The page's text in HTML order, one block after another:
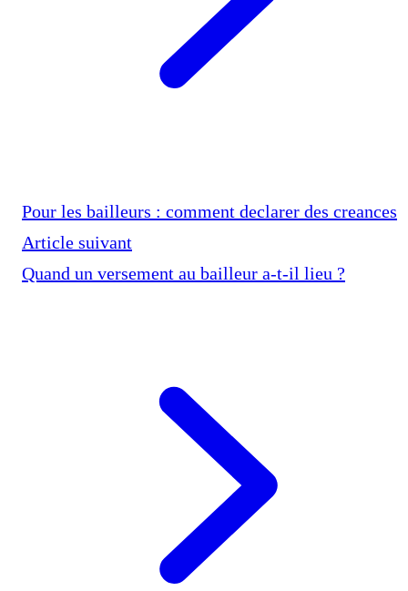
Pour les bailleurs : comment declarer des creances
Article suivant
Quand un versement au bailleur a-t-il lieu ?